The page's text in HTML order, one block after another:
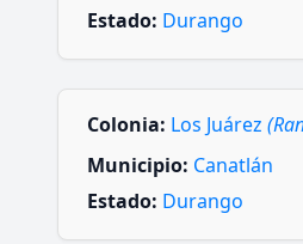
Estado: Durango
Colonia: Los Juárez
Municipio: Canatlán
Estado: Durango